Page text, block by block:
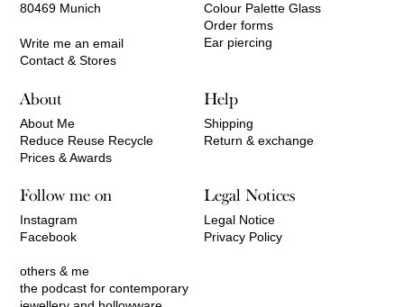
80469 Munich
Write me an email
Contact & Stores
Colour Palette Glass
Order forms
Ear piercing
About
About Me
Reduce Reuse Recycle
Prices & Awards
Help
Shipping
Return & exchange
Follow me on
Instagram
Facebook
others & me
the podcast for contemporary
Legal Notices
Legal Notice
Privacy Policy